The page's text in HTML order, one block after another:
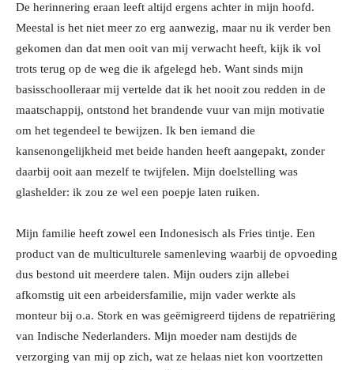
De herinnering eraan leeft altijd ergens achter in mijn hoofd.
Meestal is het niet meer zo erg aanwezig, maar nu ik verder ben
gekomen dan dat men ooit van mij verwacht heeft, kijk ik vol
trots terug op de weg die ik afgelegd heb. Want sinds mijn
basisschoolleraar mij vertelde dat ik het nooit zou redden in de
maatschappij, ontstond het brandende vuur van mijn motivatie
om het tegendeel te bewijzen. Ik ben iemand die
kansenongelijkheid met beide handen heeft aangepakt, zonder
daarbij ooit aan mezelf te twijfelen. Mijn doelstelling was
glashelder: ik zou ze wel een poepje laten ruiken.
Mijn familie heeft zowel een Indonesisch als Fries tintje. Een
product van de multiculturele samenleving waarbij de opvoeding
dus bestond uit meerdere talen. Mijn ouders zijn allebei
afkomstig uit een arbeidersfamilie, mijn vader werkte als
monteur bij o.a. Stork en was geëmigreerd tijdens de repatriëring
van Indische Nederlanders. Mijn moeder nam destijds de
verzorging van mij op zich, wat ze helaas niet kon voortzetten